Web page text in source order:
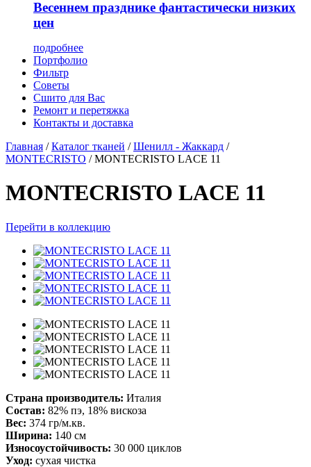
Весеннем празднике фантастически низких
цен
подробнее
Портфолио
Фильтр
Советы
Сшито для Вас
Ремонт и перетяжка
Контакты и доставка
Главная / Каталог тканей / Шенилл - Жаккард /
MONTECRISTO / MONTECRISTO LACE 11
MONTECRISTO LACE 11
Перейти в коллекцию
Страна производитель: Италия
Состав: 82% пэ, 18% вискоза
Вес: 374 гр/м.кв.
Ширина: 140 см
Износоустойчивость: 30 000 циклов
Уход: сухая чистка